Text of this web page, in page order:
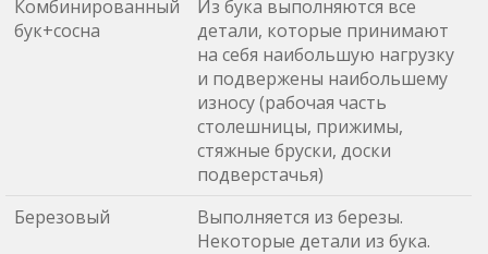
Комбинированный
бук+сосна
Из бука выполняются все
детали, которые принимают
на себя наибольшую нагрузку
и подвержены наибольшему
износу (рабочая часть
столешницы, прижимы,
стяжные бруски, доски
подверстачья)
Березовый
Выполняется из березы.
Некоторые детали из бука.